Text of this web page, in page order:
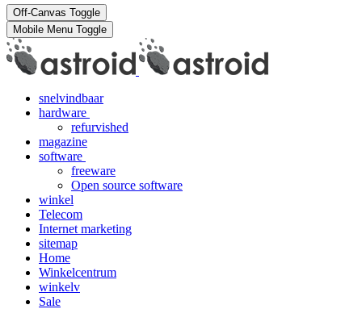
Off-Canvas Toggle
Mobile Menu Toggle
snelvindbaar
hardware
refurvished
magazine
software
freeware
Open source software
winkel
Telecom
Internet marketing
sitemap
Home
Winkelcentrum
winkelv
Sale